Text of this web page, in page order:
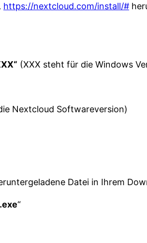
https://nextcloud.com/install/#
(XXX steht für die Windows
Nextcloud Softwareversion)
Datei in Ihrem
“